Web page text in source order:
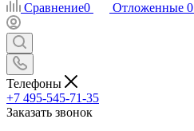
Сравнение0 Отложенные 0
Телефоны
+7 495-545-71-35
Заказать звонок